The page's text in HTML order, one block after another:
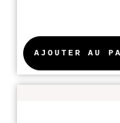
AJOUTER AU